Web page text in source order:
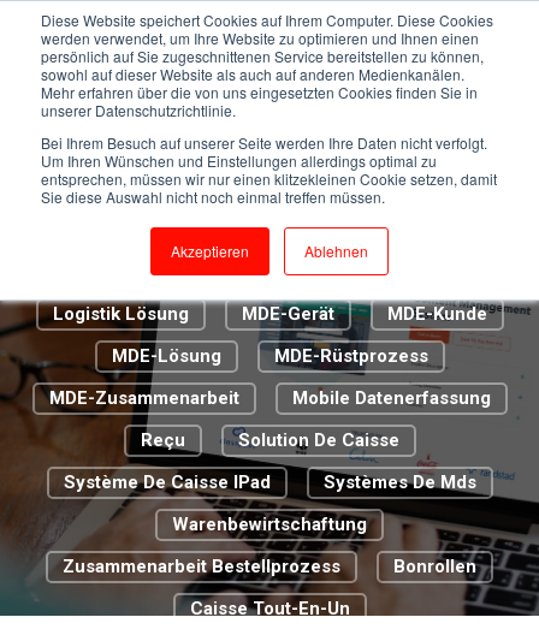
Diese Website speichert Cookies auf Ihrem Computer. Diese Cookies
werden verwendet, um Ihre Website zu optimieren und Ihnen einen
persönlich auf Sie zugeschnittenen Service bereitstellen zu können,
sowohl auf dieser Website als auch auf anderen Medienkanälen.
Mehr erfahren über die von uns eingesetzten Cookies finden Sie in
unserer Datenschutzrichtlinie.
Bei Ihrem Besuch auf unserer Seite werden Ihre Daten nicht verfolgt.
Um Ihren Wünschen und Einstellungen allerdings optimal zu
entsprechen, müssen wir nur einen klitzekleinen Cookie setzen, damit
Sie diese Auswahl nicht noch einmal treffen müssen.
Akzeptieren Ablehnen
Kassensystem
Cloud Caisse
Digitalisierung 2.0
Digitalisierung Im Handel
ERP-Lösung
Euro CIS
Euroshop Düsseldorf
Genossenschaft Metzgermeister St. Gallen
IT-Infrastruktur
IT-Support
Kassenbon
Kundenbetreuer
Logistik Lösung
MDE-Gerät
MDE-Kunde
MDE-Lösung
MDE-Rüstprozess
MDE-Zusammenarbeit
Mobile Datenerfassung
Reçu
Solution De Caisse
Système De Caisse IPad
Systèmes De Mds
Warenbewirtschaftung
Zusammenarbeit Bestellprozess
Bonrollen
Caisse Tout-En-Un